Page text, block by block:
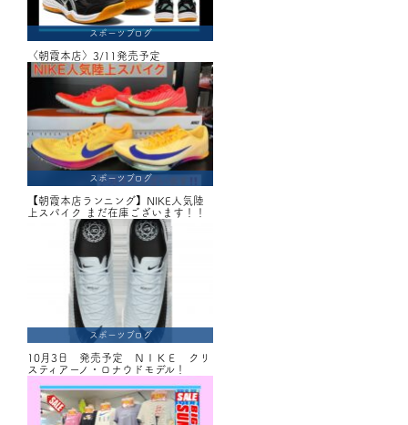
スポーツブログ
〈朝霞本店〉3/11発売予定
スポーツブログ
【朝霞本店ランニング】NIKE人気陸
上スパイク まだ在庫ございます！！
スポーツブログ
10月3日 発売予定 ＮＩＫＥ クリ
スティアーノ・ロナウドモデル！